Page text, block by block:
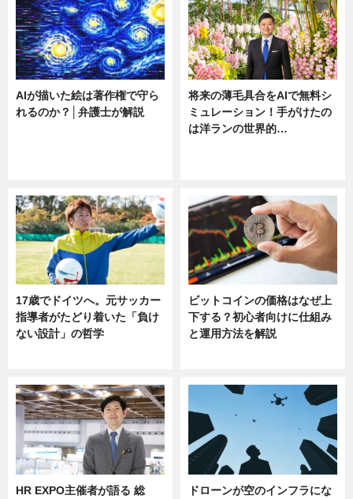
AIが描いた絵は著作権で守ら
れるのか？│弁護士が解説
将来の薄毛具合をAIで無料シ
ミュレーション！手がけたの
は洋ランの世界的…
17歳でドイツへ。元サッカー
指導者がたどり着いた「負け
ない設計」の哲学
ビットコインの価格はなぜ上
下する？初心者向けに仕組み
と運用方法を解説
HR EXPO主催者が語る 総
ドローンが空のインフラにな